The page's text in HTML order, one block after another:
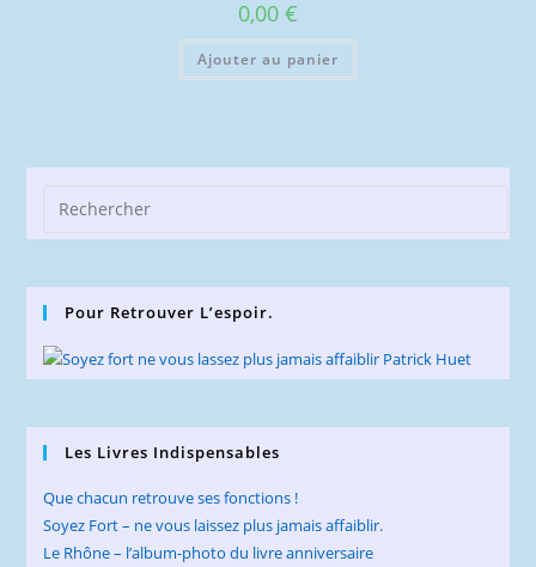
0,00 €
Ajouter au panier
Pour Retrouver L’espoir.
Les Livres Indispensables
Que chacun retrouve ses fonctions !
Soyez Fort – ne vous laissez plus jamais affaiblir.
Le Rhône – l’album-photo du livre anniversaire